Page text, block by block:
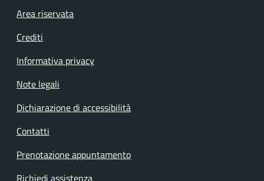
Footer menu
Area riservata
Crediti
Informativa privacy
Note legali
Dichiarazione di accessibilità
Contatti
Prenotazione appuntamento
Richiedi assistenza